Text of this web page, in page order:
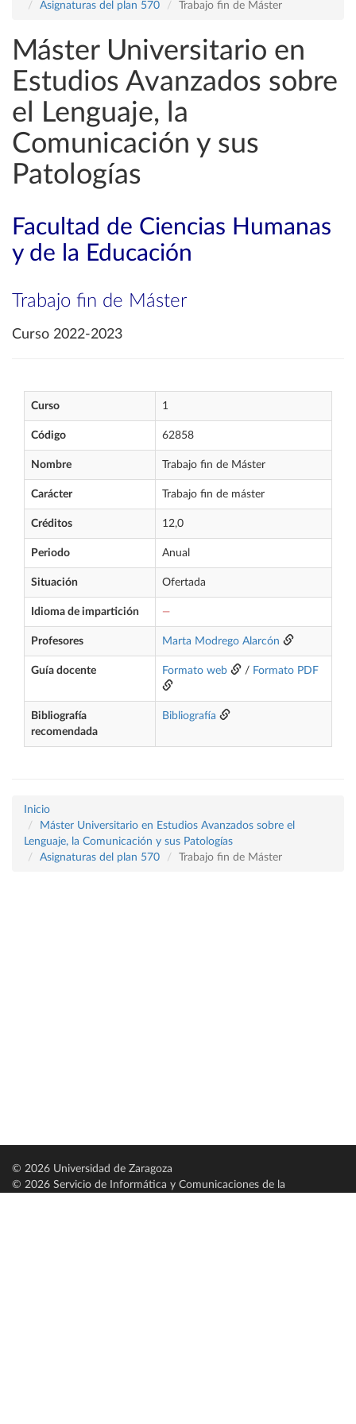
Asignaturas del plan 570
Trabajo fin de Máster
Máster Universitario en
Estudios Avanzados sobre
el Lenguaje, la
Comunicación y sus
Patologías
Facultad de Ciencias Humanas
y de la Educación
Trabajo fin de Máster
Curso 2022-2023
Curso 1
Código 62858
Nombre Trabajo fin de Máster
Carácter Trabajo fin de máster
Créditos 12,0
Periodo Anual
Situación Ofertada
Idioma de impartición —
Profesores Marta Modrego Alarcón
Guía docente Formato web / Formato PDF
Bibliografía
recomendada
Bibliografía
Inicio
Máster Universitario en Estudios Avanzados sobre el
Lenguaje, la Comunicación y sus Patologías
Asignaturas del plan 570
Trabajo fin de Máster
© 2026 Universidad de Zaragoza
© 2026 Servicio de Informática y Comunicaciones de la